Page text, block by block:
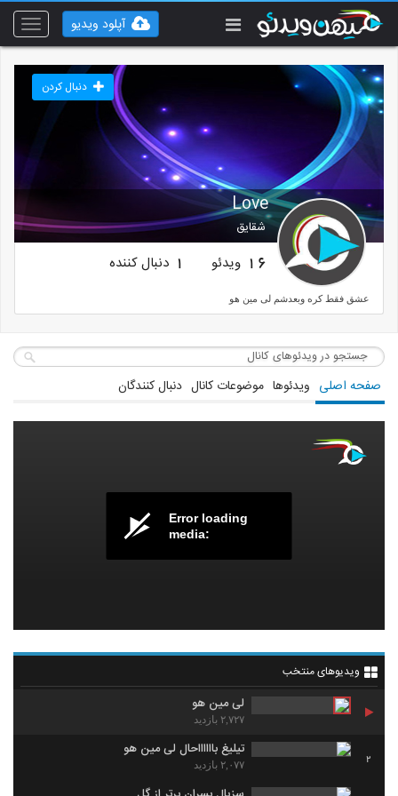
Toggle
آپلود ویدیو
Love
شقایق
دنبال کردن
16 ویدئو 1 دنبال کننده
عشق فقط کره وبعدشم لی مین هو
صفحه اصلی ویدئوها موضوعات کانال دنبال کنندگان
Error loading
media:
ویدیوهای منتخب
لی مین هو
۲,۷۲۷ بازدید
2
تیلیغ بااااااحال لی مین هو
۲,۰۷۷ بازدید